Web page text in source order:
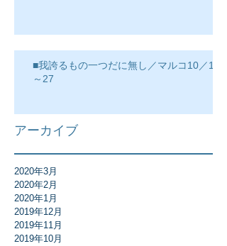
■我誇るもの一つだに無し／マルコ10／17
～27
アーカイブ
2020年3月
2020年2月
2020年1月
2019年12月
2019年11月
2019年10月